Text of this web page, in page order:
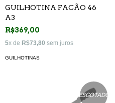
GUILHOTINA FACÃO 46
A3
R$369,00
5x de R$73,80 sem juros
GUILHOTINAS
ESGOTADO